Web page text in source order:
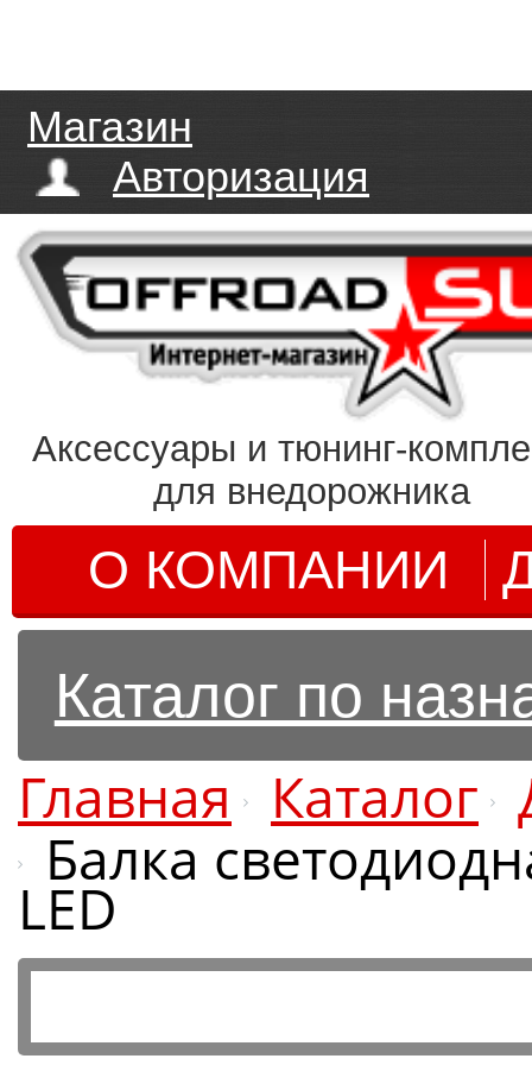
Магазин
Авторизация
Аксессуары и тюнинг-
для внедорожника
О КОМПАНИИ
Каталог по
Главная Каталог
Балка
LED